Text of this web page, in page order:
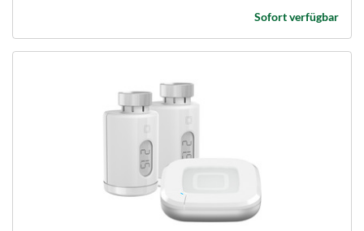
Sofort verfügbar